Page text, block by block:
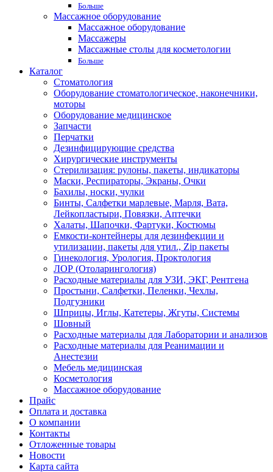
Больше
Массажное оборудование
Массажное оборудование
Массажеры
Массажные столы для косметологии
Больше
Каталог
Стоматология
Оборудование стоматологическое, наконечники,
моторы
Оборудование медицинское
Запчасти
Перчатки
Дезинфицирующие средства
Хирургические инструменты
Стерилизация: рулоны, пакеты, индикаторы
Маски, Респираторы, Экраны, Очки
Бахилы, носки, чулки
Бинты, Салфетки марлевые, Марля, Вата,
Лейкопластыри, Повязки, Аптечки
Халаты, Шапочки, Фартуки, Костюмы
Емкости-контейнеры для дезинфекции и
утилизации, пакеты для утил., Zip пакеты
Гинекология, Урология, Проктология
ЛОР (Отоларингология)
Расходные материалы для УЗИ, ЭКГ, Рентгена
Простыни, Салфетки, Пеленки, Чехлы,
Подгузники
Шприцы, Иглы, Катетеры, Жгуты, Системы
Шовный
Расходные материалы для Лаборатории и анализов
Расходные материалы для Реанимации и
Анестезии
Мебель медицинская
Косметология
Массажное оборудование
Прайс
Оплата и доставка
О компании
Контакты
Отложенные товары
Новости
Карта сайта